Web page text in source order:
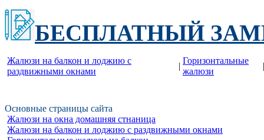
БЕСПЛАТНЫЙ
Жалюзи на балкон и лоджию c
раздвижными окнами
|
Горизонтальные
жалюзи
|
Основные страницы сайта
Жалюзи на окна домашняя стнаница
Жалюзи на балкон и лоджию c раздвижными окнами